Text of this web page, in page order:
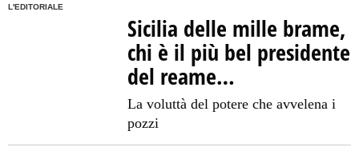
L'EDITORIALE
Sicilia delle mille brame,
chi è il più bel presidente
del reame…
La voluttà del potere che avvelena i
pozzi